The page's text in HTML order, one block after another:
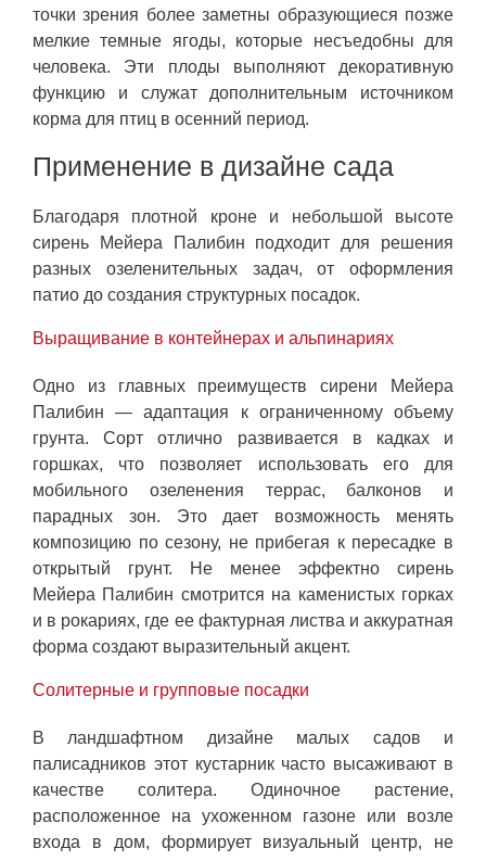
точки зрения более заметны образующиеся позже
мелкие темные ягоды, которые несъедобны для
человека. Эти плоды выполняют декоративную
функцию и служат дополнительным источником
корма для птиц в осенний период.
Применение в дизайне сада
Благодаря плотной кроне и небольшой высоте
сирень Мейера Палибин подходит для решения
разных озеленительных задач, от оформления
патио до создания структурных посадок.
Выращивание в контейнерах и альпинариях
Одно из главных преимуществ сирени Мейера
Палибин — адаптация к ограниченному объему
грунта. Сорт отлично развивается в кадках и
горшках, что позволяет использовать его для
мобильного озеленения террас, балконов и
парадных зон. Это дает возможность менять
композицию по сезону, не прибегая к пересадке в
открытый грунт. Не менее эффектно сирень
Мейера Палибин смотрится на каменистых горках
и в рокариях, где ее фактурная листва и аккуратная
форма создают выразительный акцент.
Солитерные и групповые посадки
В ландшафтном дизайне малых садов и
палисадников этот кустарник часто высаживают в
качестве солитера. Одиночное растение,
расположенное на ухоженном газоне или возле
входа в дом, формирует визуальный центр, не